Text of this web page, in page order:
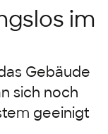
im
Gebäude
sich noch
geeinigt